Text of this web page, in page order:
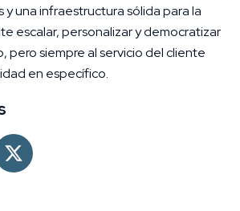
una infraestructura sólida para la
escalar, personalizar y democratizar
pero siempre al servicio del cliente
en específico.